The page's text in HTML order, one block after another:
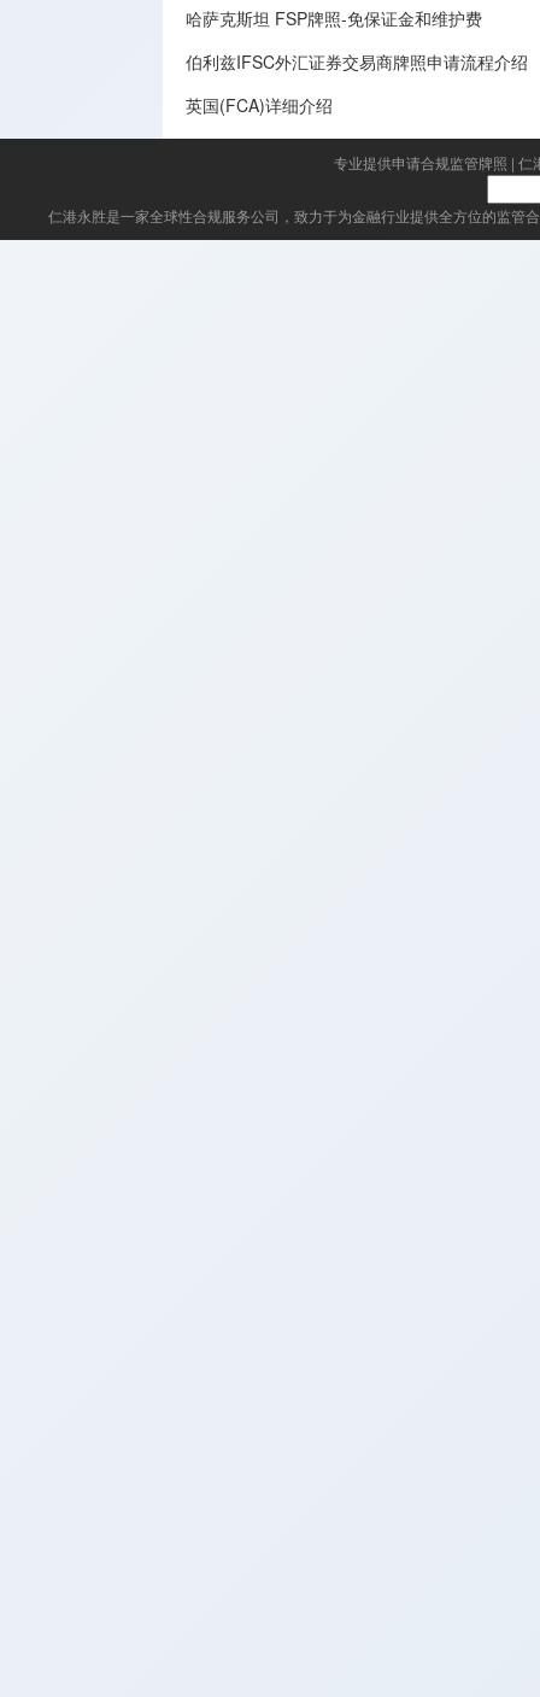
哈萨克斯坦 FSP牌照-免保证金和维护费
伯利兹IFSC外汇证券交易商牌照申请流程介绍
英国(FCA)详细介绍
专业提供申请合规监管牌照 | 仁
仁港永胜是一家全球性合规服务公司，致力于为金融行业提供全方位的监管